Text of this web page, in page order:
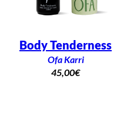
Body Tenderness
Ofa Karri
45,00€